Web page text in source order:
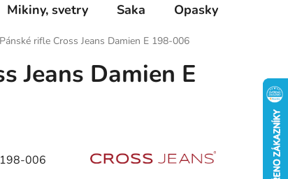
Mikiny, svetry Saka Opasky
Pánské rifle Cross Jeans Damien E 198-006
Jeans Damien E
198-006